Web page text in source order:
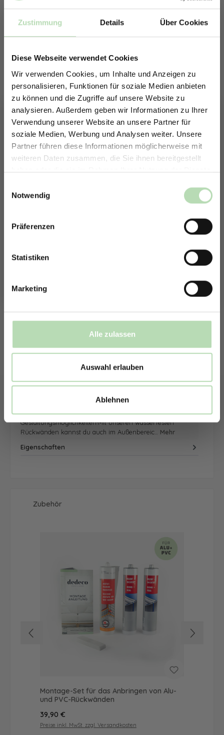
Zustimmung Details Über Cookies
Diese Webseite verwendet Cookies
Wir verwenden Cookies, um Inhalte und Anzeigen zu
personalisieren, Funktionen für soziale Medien anbieten
zu können und die Zugriffe auf unsere Website zu
analysieren. Außerdem geben wir Informationen zu Ihrer
Verwendung unserer Website an unsere Partner für
soziale Medien, Werbung und Analysen weiter. Unsere
Partner führen diese Informationen möglicherweise mit
weiteren Daten zusammen, die Sie ihnen bereitgestellt
haben oder die sie im Rahmen Ihrer Nutzung der Dienste
Notwendig
Präferenzen
Statistiken
Marketing
Alle zulassen
Auswahl erlauben
Ablehnen
Keine passende Größe gefunden? -
Erstelle in nur 4 Schritten deine
individuelle Rückwand
Du möchtest eine individuelle Rückwand konfigurieren?
Unser Konfigurator macht es möglich.
So einfach geht es: Wähle den Anwendungsbereich, die Größe
sowie die Anzahl der Rückwand. Anschließend kannst du dein
auswählen.
Schaubild als Entwurf dargestellt. Parallel erhältst du dein
individuelles Angebot, welches du direkt bei uns bestellen
Inspiriere dich und entdecke neue
Gestaltungsmöglichkeiten!Mit unseren wasserfesten
Rückwänden kannst du auch im Außenbereic… Mehr
Eigenschaften
Produktgalerie überspringen
Zubehör
Montage-Set für das Anbringen von Alu-
und PVC-Rückwänden
Regulärer Preis:
39,90 €
Preise inkl. MwSt. zzgl. Versandkosten
ERHALTE 5% RABATT AUF
DEINE RÜCKWÄNDE